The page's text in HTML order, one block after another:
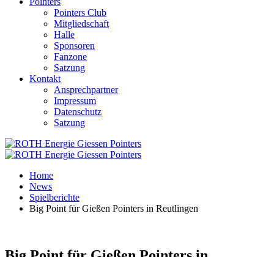
Pointers Club
Mitgliedschaft
Halle
Sponsoren
Fanzone
Satzung
Kontakt
Ansprechpartner
Impressum
Datenschutz
Satzung
Home
News
Spielberichte
Big Point für Gießen Pointers in Reutlingen